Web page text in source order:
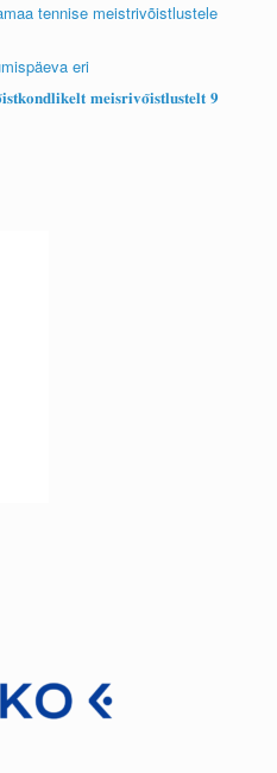
tennise meistrivõistlustele
eri
𝐦𝐞𝐢𝐬𝐫𝐢𝐯𝐨̃𝐢𝐬𝐭𝐥𝐮𝐬𝐭𝐞𝐥𝐭 𝟗